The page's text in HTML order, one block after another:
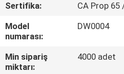
HAKKIMIZDA
TURU
Sertifika:
CA Prop 65
Model
numarası:
DW0004
Min sipariş
miktarı:
4000 adet